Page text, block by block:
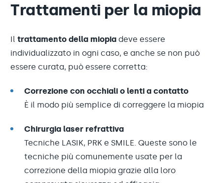
Trattamenti per la miopia
Il trattamento della miopia deve essere
individualizzato in ogni caso, e anche se non può
essere curata, può essere corretta:
Correzione con occhiali o lenti a contatto
È il modo più semplice di correggere la miopia
Chirurgia laser refrattiva
Tecniche LASIK, PRK e SMILE. Queste sono le
tecniche più comunemente usate per la
correzione della miopia grazie alla loro